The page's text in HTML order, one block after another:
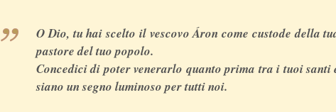
O Dio, tu hai scelto il vescovo Áron come custode della
pastore del tuo popolo.
Concedici di poter venerarlo quanto prima tra i tuoi santi
siano un segno luminoso per tutti noi.